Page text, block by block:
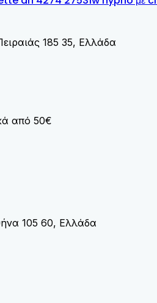
185 35, Ελλάδα
από 50€
105 60, Ελλάδα